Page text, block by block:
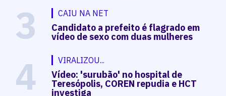
3 CAIU NA NET
Candidato a prefeito é flagrado em
vídeo de sexo com duas mulheres
4 VIRALIZOU...
Vídeo: 'surubão' no hospital de
Teresópolis, COREN repudia e HCT
investiga